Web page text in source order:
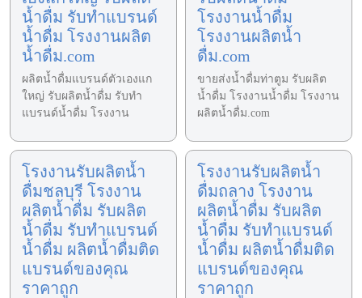
น้ำดื่ม รับทำแบรนด์
น้ำดื่ม โรงงานผลิต
น้ำดื่ม.com
ผลิตน้ำดื่มแบรนด์ตัวเองแก
ใหญ่ รับผลิตน้ำดื่ม รับทำ
แบรนด์น้ำดื่ม โรงงาน
โรงงานน้ำดื่ม
โรงงานผลิตน้ำ
ดื่ม.com
ขายส่งน้ำดื่มท่าตูม รับผลิต
น้ำดื่ม โรงงานน้ำดื่ม โรงงาน
ผลิตน้ำดื่ม.com
โรงงานรับผลิตน้ำ
ดื่มชลบุรี โรงงาน
ผลิตน้ำดื่ม รับผลิต
น้ำดื่ม รับทำแบรนด์
น้ำดื่ม ผลิตน้ำดื่มติด
แบรนด์ของคุณ
ราคาถูก
โรงงานรับผลิตน้ำ
ดื่มถลาง โรงงาน
ผลิตน้ำดื่ม รับผลิต
น้ำดื่ม รับทำแบรนด์
น้ำดื่ม ผลิตน้ำดื่มติด
แบรนด์ของคุณ
ราคาถูก